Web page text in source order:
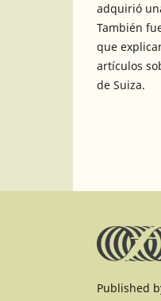
adquirió
También
que
artículos
de Suiza.
Published